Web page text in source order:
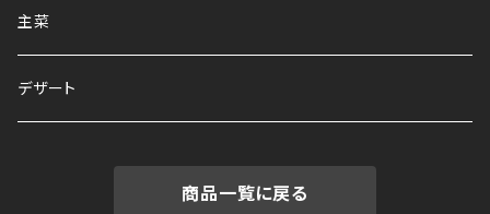
主菜
デザート
商品一覧に戻る